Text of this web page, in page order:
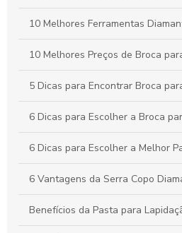
Seus Projetos
10 Melhores Ferramentas
10 Melhores Preços de Broca
5 Dicas para Encontrar Broca
6 Dicas para Escolher a Broca
6 Dicas para Escolher a Melhor
6 Vantagens da Serra Copo
Benefícios da Pasta para